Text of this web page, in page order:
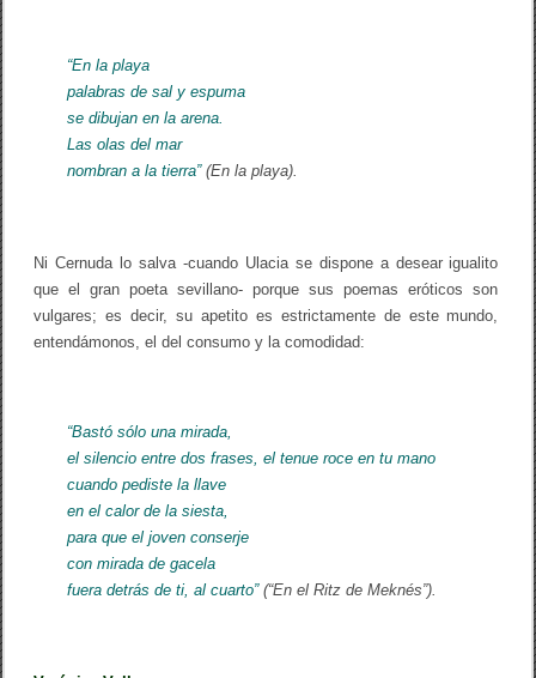
“En la playa
palabras de sal y espuma
se dibujan en la arena.
Las olas del mar
nombran a la tierra” (En la playa).
Ni Cernuda lo salva -cuando Ulacia se dispone a desear igualito
que el gran poeta sevillano- porque sus poemas eróticos son
vulgares; es decir, su apetito es estrictamente de este mundo,
entendámonos, el del consumo y la comodidad:
“Bastó sólo una mirada,
el silencio entre dos frases, el tenue roce en tu mano
cuando pediste la llave
en el calor de la siesta,
para que el joven conserje
con mirada de gacela
fuera detrás de ti, al cuarto” (“En el Ritz de Meknés”).